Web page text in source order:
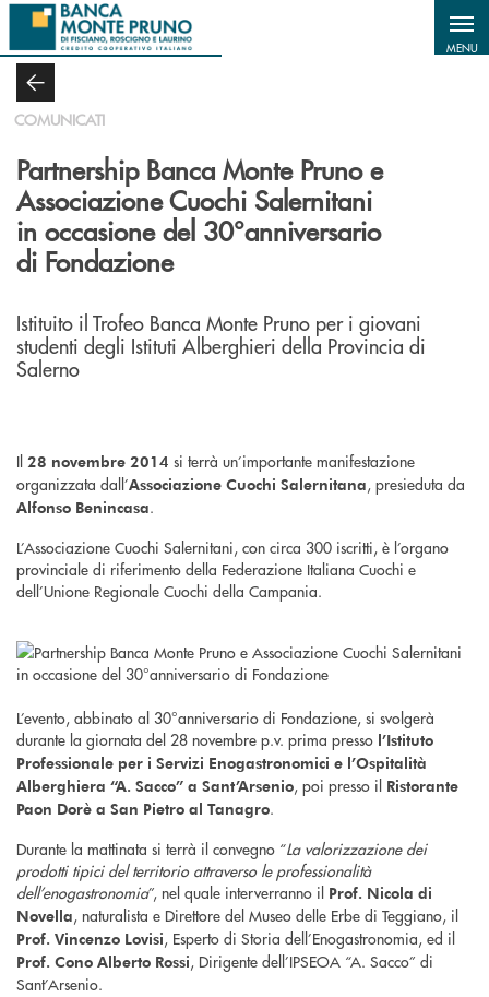
Salta al contenuto principale
MENU
COMUNICATI
Partnership Banca Monte Pruno e
Associazione Cuochi Salernitani
in occasione del 30°anniversario
di Fondazione
Istituito il Trofeo Banca Monte Pruno per i giovani
studenti degli Istituti Alberghieri della Provincia di
Salerno
Il 28 novembre 2014 si terrà un’importante manifestazione
organizzata dall’Associazione Cuochi Salernitana, presieduta da
Alfonso Benincasa.
L’Associazione Cuochi Salernitani, con circa 300 iscritti, è l’organo
provinciale di riferimento della Federazione Italiana Cuochi e
dell’Unione Regionale Cuochi della Campania.
L’evento, abbinato al 30°anniversario di Fondazione, si svolgerà
durante la giornata del 28 novembre p.v. prima presso l’Istituto
Professionale per i Servizi Enogastronomici e l’Ospitalità
Alberghiera “A. Sacco” a Sant’Arsenio, poi presso il Ristorante
Paon Dorè a San Pietro al Tanagro.
Durante la mattinata si terrà il convegno “La valorizzazione dei
prodotti tipici del territorio attraverso le professionalità
dell’enogastronomia”, nel quale interverranno il Prof. Nicola di
Novella, naturalista e Direttore del Museo delle Erbe di Teggiano, il
Prof. Vincenzo Lovisi, Esperto di Storia dell’Enogastronomia, ed il
Prof. Cono Alberto Rossi, Dirigente dell’IPSEOA “A. Sacco” di
Sant’Arsenio.